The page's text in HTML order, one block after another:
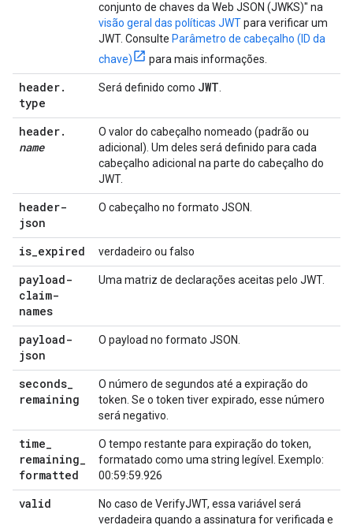
conjunto de chaves da Web JSON (JWKS)" na
visão geral das políticas JWTpara verificar um
JWT. Consulte Parâmetro de cabeçalho (ID da
chave)
para mais informações.
header.
type
Será definido como JWT
header.
name
O valor do cabeçalho nomeado (padrão ou
adicional). Um deles será definido para cada
cabeçalho adicional na parte do cabeçalho do
JWT.
header-
json
O cabeçalho no formato JSON.
is_expired verdadeiro ou falso
payload-
claim-
names
Uma matriz de declarações aceitas pelo JWT.
payload-
json
O payload no formato JSON.
seconds_
remaining
O número de segundos até a expiração do
token. Se o token tiver expirado, esse número
será negativo.
time_
remaining_
formatted
O tempo restante para expiração do token,
formatado como uma string legível. Exemplo:
00:59:59.926
valid
No caso de VerifyJWT, essa variável será
verdadeira quando a assinatura for verificada e